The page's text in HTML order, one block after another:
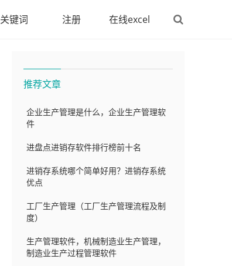
关键词 注册 在线excel
推荐文章
企业生产管理是什么，企业生产管理软
件
进盘点进销存软件排行榜前十名
进销存系统哪个简单好用？进销存系统
优点
工厂生产管理（工厂生产管理流程及制
度）
生产管理软件，机械制造业生产管理，
制造业生产过程管理软件